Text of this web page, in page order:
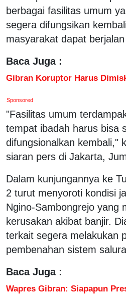
berbagai fasilitas umum
segera difungsikan
masyarakat dapat
Baca Juga :
Gibran Koruptor Harus
Sponsored
"Fasilitas umum
tempat ibadah harus bisa
difungsionalkan kembali,"
siaran pers di Jakarta,
Dalam kunjungannya ke
2 turut menyoroti kondisi
Ngino-Sambongrejo yang
kerusakan akibat banjir.
terkait segera melakukan
pembenahan sistem
Baca Juga :
Wapres Gibran: Siapapun